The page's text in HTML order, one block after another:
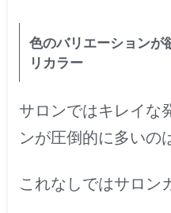
色のバリエーションが
リカラー
サロンではキレイな
ンが圧倒的に多いの
これなしではサロン